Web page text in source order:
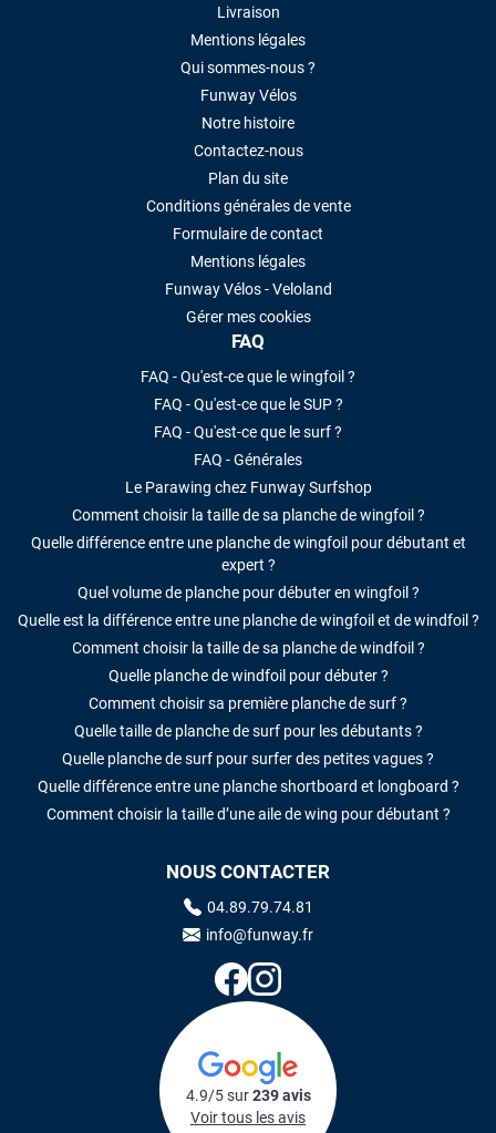
Livraison
Mentions légales
Qui sommes-nous ?
Funway Vélos
Notre histoire
Contactez-nous
Plan du site
Conditions générales de vente
Formulaire de contact
Mentions légales
Funway Vélos - Veloland
Gérer mes cookies
FAQ
FAQ - Qu'est-ce que le wingfoil ?
FAQ - Qu'est-ce que le SUP ?
FAQ - Qu'est-ce que le surf ?
FAQ - Générales
Le Parawing chez Funway Surfshop
Comment choisir la taille de sa planche de wingfoil ?
Quelle différence entre une planche de wingfoil pour débutant et
expert ?
Quel volume de planche pour débuter en wingfoil ?
Quelle est la différence entre une planche de wingfoil et de windfoil ?
Comment choisir la taille de sa planche de windfoil ?
Quelle planche de windfoil pour débuter ?
Comment choisir sa première planche de surf ?
Quelle taille de planche de surf pour les débutants ?
Quelle planche de surf pour surfer des petites vagues ?
Quelle différence entre une planche shortboard et longboard ?
Comment choisir la taille d’une aile de wing pour débutant ?
NOUS CONTACTER
04.89.79.74.81
info@funway.fr
4.9/5 sur239 avis
Voir tous les avis